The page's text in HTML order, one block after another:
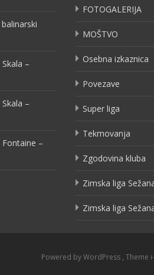
–
–
Fontaine –
FOTOGALERIJA
MOŠTVO
Osebna izkaznica
Povezave
Super liga
Tekmovanja
Zgodovina kluba
Zimska liga
Zimska liga
Powered by WordPress , Theme